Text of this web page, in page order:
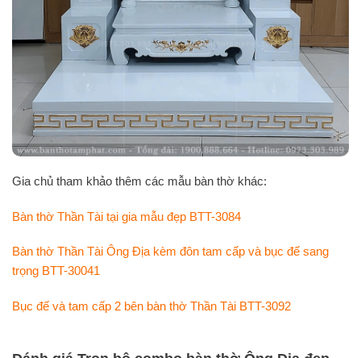
Gia chủ tham khảo thêm các mẫu bàn thờ khác:
Bàn thờ Thần Tài tại gia mẫu đẹp BTT-3084
Bàn thờ Thần Tài Ông Địa kèm đôn tam cấp và bục đế sang
trọng BTT-30041
Bục đế và tam cấp 2 bên bàn thờ Thần Tài BTT-3092